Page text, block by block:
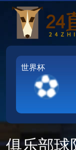
世界杯
俱乐部球